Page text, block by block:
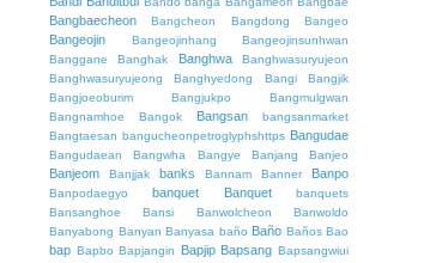
Bangbaecheon Bangcheon Bangdong Bangeo
Bangeojin Bangeojinhang
Bangeojinsunhwan
Banggane
Banghak Banghwa
Banghwasuryujeon
Banghwasuryujeong
Banghyedong Bangi
Bangjik
Bangjoeoburim
Bangjukpo
Bangmulgwan
Bangnamhoe
Bangok Bangsan
bangsanmarket
Bangtaesan bangucheonpetroglyphshttps Bangudae
Bangudaean Bangwha Bangye Banjang Banjeo
Banjeom Banjjak banks Bannam Banner Banpo
Banpodaegyo banquet Banquet
banquets
Bansanghoe
Bansi Banwolcheon
Banwoldo
Banyabong Banyan Banyasa baño Baño Baños Bao
bap Bapbo Bapjangin Bapjip Bapsang Bapsangwiui